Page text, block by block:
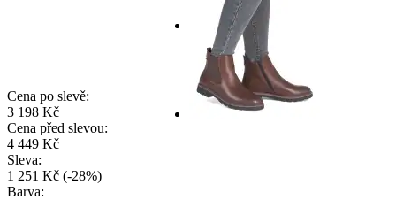
Cena po slevě:
3 198 Kč
Cena před slevou:
4 449 Kč
Sleva:
1 251 Kč (-28%)
Barva: